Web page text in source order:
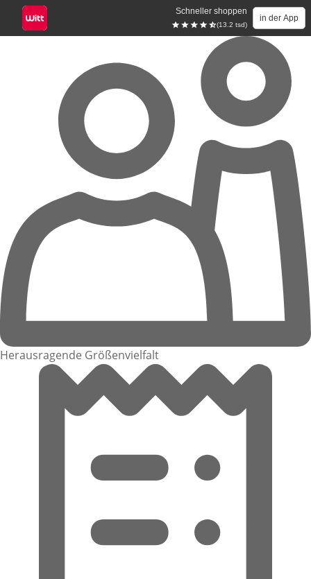
Schneller shoppen
(13.2 tsd)
in der App
Herausragende Größenvielfalt